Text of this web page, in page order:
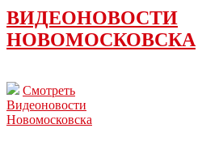
ВИДЕОНОВОСТИ
НОВОМОСКОВСКА
Смотреть
Видеоновости
Новомосковска